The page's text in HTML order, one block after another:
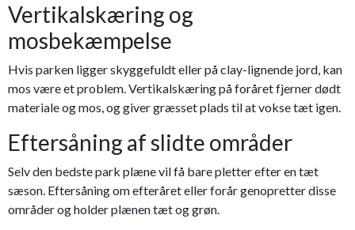
Vertikalskæring og
mosbekæmpelse
Hvis parken ligger skyggefuldt eller på clay-lignende jord, kan
mos være et problem. Vertikalskæring på foråret fjerner dødt
materiale og mos, og giver græsset plads til at vokse tæt igen.
Eftersåning af slidte områder
Selv den bedste park plæne vil få bare pletter efter en tæt
sæson. Eftersåning om efteråret eller forår genopretter disse
områder og holder plænen tæt og grøn.